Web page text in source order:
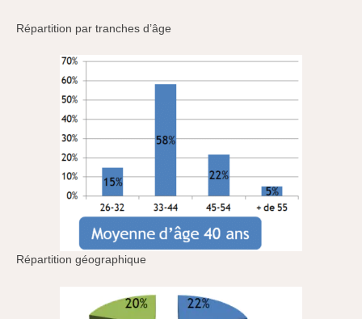
Répartition par tranches d’âge
Répartition géographique